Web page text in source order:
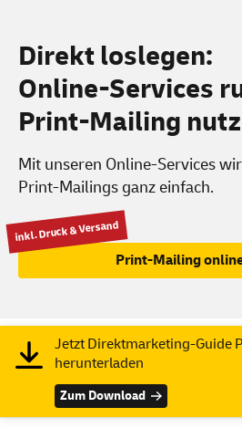
Direkt loslegen:
Online-Services
Print-Mailing
Mit unseren Online-Services
Print-Mailings ganz einfach.
inkl. Druck & Versand
Print-Mailing
Jetzt Direktmarketing-Guide
herunterladen
Zum Download